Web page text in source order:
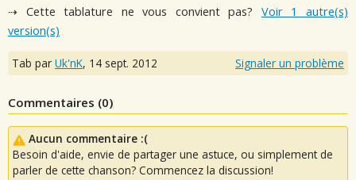
⇢ Cette tablature ne vous convient pas? Voir 1 autre(s)
version(s)
Tab par Uk'nK, 14 sept. 2012 Signaler un problème
Commentaires (0)
Aucun commentaire :(
Besoin d'aide, envie de partager une astuce, ou simplement de
parler de cette chanson? Commencez la discussion!